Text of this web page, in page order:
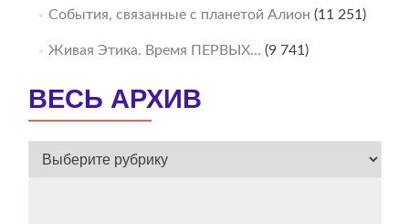
События, связанные с планетой Алион (11 251)
Живая Этика. Время ПЕРВЫХ… (9 741)
ВЕСЬ АРХИВ
ВЕСЬ